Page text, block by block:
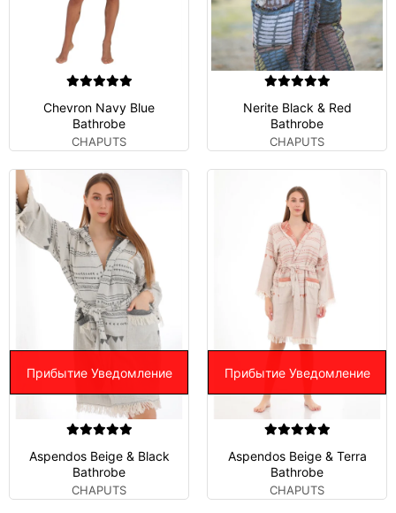
Chevron Navy Blue
Bathrobe
CHAPUTS
Nerite Black & Red
Bathrobe
CHAPUTS
Прибытие Уведомление
Aspendos Beige & Black
Bathrobe
CHAPUTS
Прибытие Уведомление
Aspendos Beige & Terra
Bathrobe
CHAPUTS